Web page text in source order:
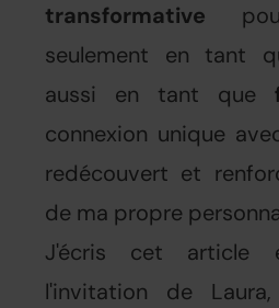
transformative
seulement en tant
aussi en tant que
connexion unique
redécouvert et
de ma propre
J'écris cet article
l'invitation de